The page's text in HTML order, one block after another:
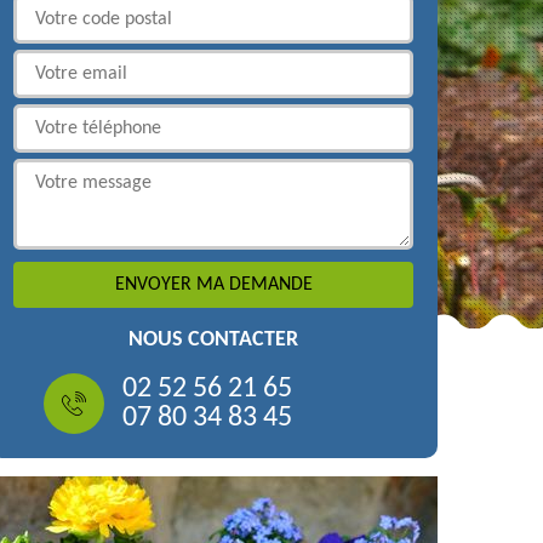
NOUS CONTACTER
02 52 56 21 65
07 80 34 83 45